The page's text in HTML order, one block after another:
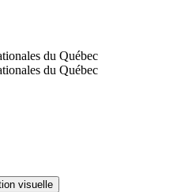
visuelle